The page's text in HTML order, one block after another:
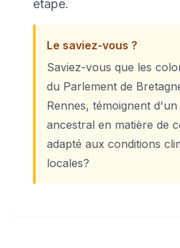
étape.
Le saviez-vous ?
Saviez-vous que les
du Parlement de
Rennes, témoignent
ancestral en matière de
adapté aux conditions
locales?